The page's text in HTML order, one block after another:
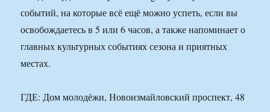
событий, на которые всё ещё можно успеть, если вы
освобождаетесь в 5 или 6 часов, а также напоминает о
главных культурных событиях сезона и приятных
местах.
ГДЕ: Дом молодёжи, Новоизмайловский проспект, 48